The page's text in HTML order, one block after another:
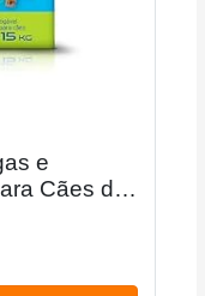
e
Cães de